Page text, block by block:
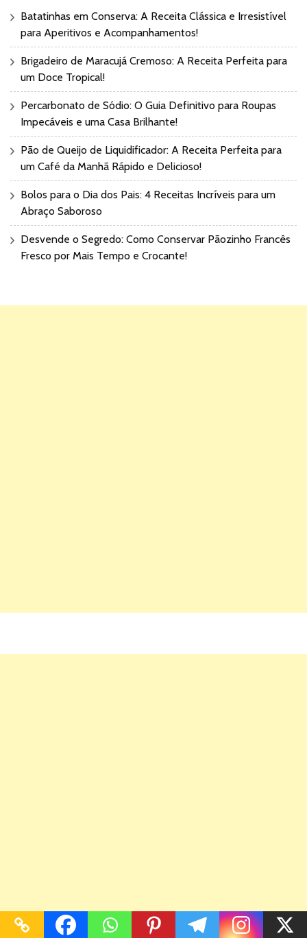
Batatinhas em Conserva: A Receita Clássica e Irresistível
para Aperitivos e Acompanhamentos!
Brigadeiro de Maracujá Cremoso: A Receita Perfeita para
um Doce Tropical!
Percarbonato de Sódio: O Guia Definitivo para Roupas
Impecáveis e uma Casa Brilhante!
Pão de Queijo de Liquidificador: A Receita Perfeita para
um Café da Manhã Rápido e Delicioso!
Bolos para o Dia dos Pais: 4 Receitas Incríveis para um
Abraço Saboroso
Desvende o Segredo: Como Conservar Pãozinho Francês
Fresco por Mais Tempo e Crocante!